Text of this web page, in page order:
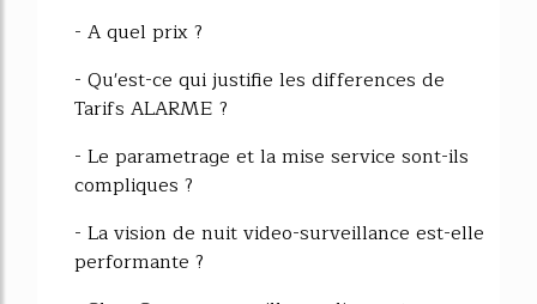
- A quel prix ?
- Qu'est-ce qui justifie les differences de
Tarifs ALARME ?
- Le parametrage et la mise service sont-ils
compliques ?
- La vision de nuit video-surveillance est-elle
performante ?